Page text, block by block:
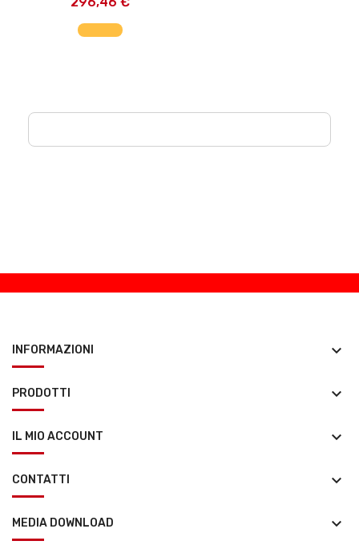
AGGIUNGI AL CARRELLO
INFORMAZIONI keyboard_arrow_down
PRODOTTI keyboard_arrow_down
IL MIO ACCOUNT keyboard_arrow_down
CONTATTI keyboard_arrow_down
MEDIA DOWNLOAD keyboard_arrow_down